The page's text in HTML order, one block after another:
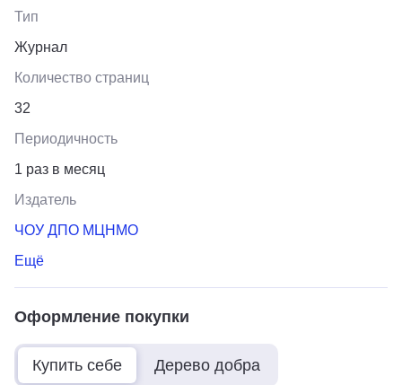
Тип
Журнал
Количество страниц
32
Периодичность
1 раз в месяц
Издатель
ЧОУ ДПО МЦНМО
Ещё
Оформление покупки
Купить себе Дерево добра